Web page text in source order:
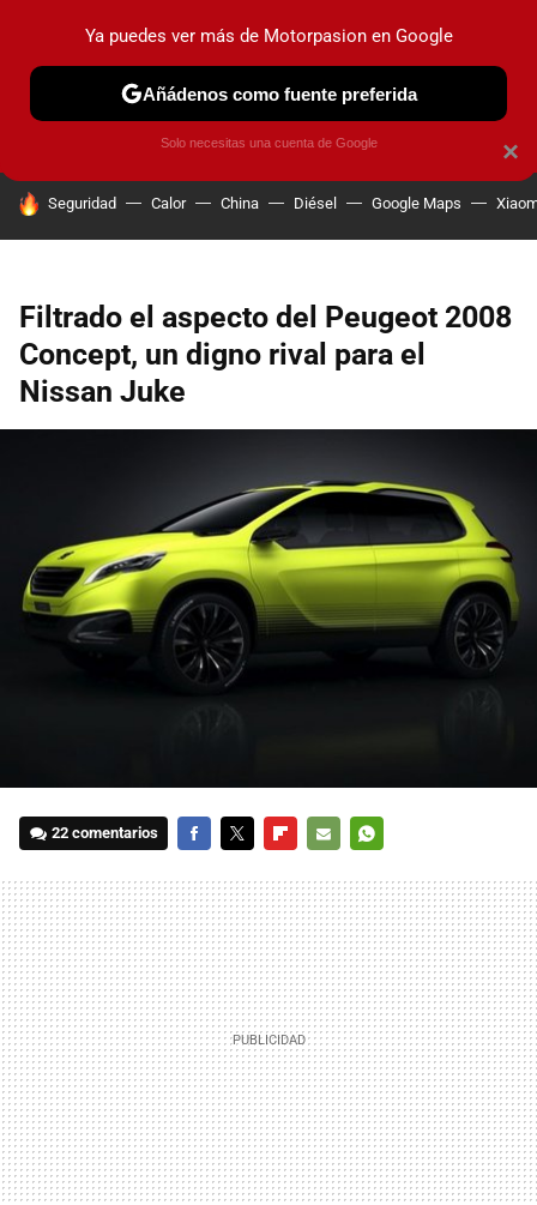
PRUEBAS COCHES ELÉCTRICOS OBSERVATORIO
HOY SE HABLA DE
Seguridad Calor China Diésel Google Maps
Filtrado el aspecto del Peugeot 2008
Concept, un digno rival para el
Nissan Juke
22 comentarios
MAIL
×
Ya puedes ver más de Motorpasion en Google
Añádenos como fuente preferida
Solo necesitas una cuenta de Google